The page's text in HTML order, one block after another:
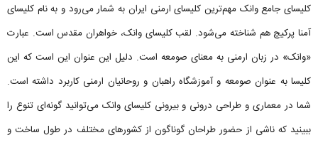
کلیسای جامع وانک مهم‌ترین کلیسای ارمنی ایران به شمار می‌رود و به نام کلیسای
آمنا پرکیچ هم شناخته می‌شود. لقب کلیسای وانک، خواهران مقدس است. عبارت
«وانک» در زبان ارمنی به معنای صومعه است. دلیل این عنوان این است که این
کلیسا به عنوان صومعه و آموزشگاه راهبان و روحانیان ارمنی کاربرد داشته است.
شما در معماری و طراحی درونی و بیرونی کلیسای وانک می‌توانید گونه‌ای تنوع را
ببینید که ناشی از حضور طراحان گوناگون از کشورهای مختلف در طول ساخت و